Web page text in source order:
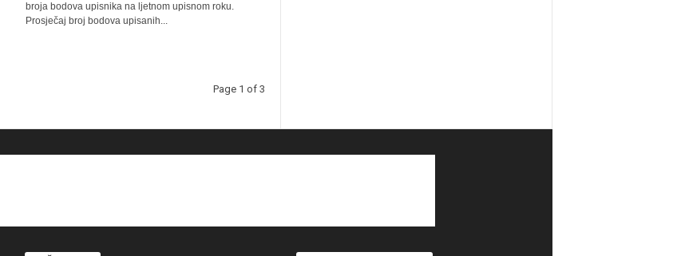
broja bodova upisnika na ljetnom upisnom roku.
Prosječaj broj bodova upisanih...
Page 1 of 3